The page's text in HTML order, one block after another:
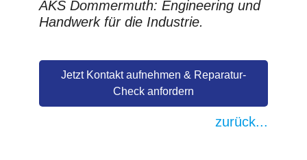
AKS Dommermuth: Engineering und
Handwerk für die Industrie.
Jetzt Kontakt aufnehmen & Reparatur-
Check anfordern
zurück...